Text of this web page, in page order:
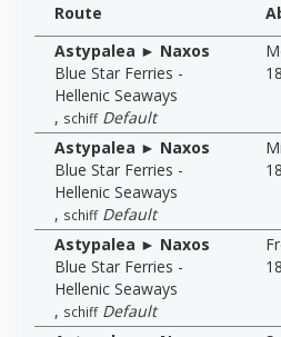
Route
Astypalea ► Naxos
Blue Star Ferries -
Hellenic Seaways
, schiff Default
Astypalea ► Naxos
Blue Star Ferries -
Hellenic Seaways
, schiff Default
Astypalea ► Naxos
Blue Star Ferries -
Hellenic Seaways
, schiff Default